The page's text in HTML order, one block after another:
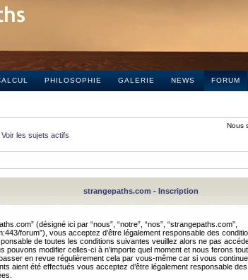
PHILOSOPHIE GALERIE NEWS FORUM
Nous
Voir les sujets actifs
strangepaths.com - Inscription
(désigné ici par “nous”, “notre”, “nos”, “strangepaths.com”,
forum”), vous acceptez d’être légalement responsable des
de toutes les conditions suivantes veuillez alors ne pas
pouvons modifier celles-ci à n’importe quel moment et nous ferons
en revue régulièrement cela par vous-même car si vous
aient été effectués vous acceptez d’être légalement responsable